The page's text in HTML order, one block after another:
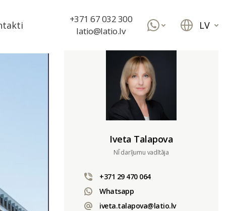
+371 67 032 300
latio@latio.lv
LV
Iveta Talapova
NĪ darījumu vadītāja
+371 29 470 064
Whatsapp
iveta.talapova@latio.lv